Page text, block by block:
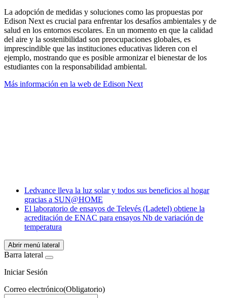
La adopción de medidas y soluciones como las propuestas por
Edison Next es crucial para enfrentar los desafíos ambientales y de
salud en los entornos escolares. En un momento en que la calidad
del aire y la sostenibilidad son preocupaciones globales, es
imprescindible que las instituciones educativas lideren con el
ejemplo, mostrando que es posible armonizar el bienestar de los
estudiantes con la responsabilidad ambiental.
Más información en la web de Edison Next
WhatsApp
Ledvance lleva la luz solar y todos sus beneficios al hogar
gracias a SUN@HOME
El laboratorio de ensayos de Televés (Ladetel) obtiene la
acreditación de ENAC para ensayos Nb de variación de
temperatura
Abrir menú lateral
Barra lateral
Iniciar Sesión
Correo electrónico(Obligatorio)